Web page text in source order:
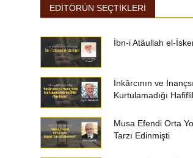
EDİTÖRÜN SEÇTİKLERİ
İbn-i Atâullah el-
İnkârcının ve
Kurtulamadığı
Musa Efendi Orta
Tarzı Edinmişti